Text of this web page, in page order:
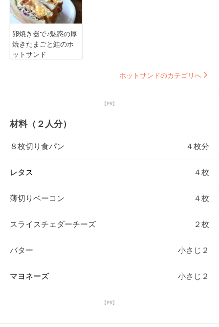
卵焼き器で♪魅惑の厚
焼きたまごと鮭のホ
ットサンド
ホットサンドのカテゴリへ
【PR】
材料（２人分）
８枚切り食パン ４枚分
レタス ４枚
薄切りベーコン ４枚
スライスチェダーチーズ ２枚
バター 小さじ２
マヨネーズ 小さじ２
【PR】